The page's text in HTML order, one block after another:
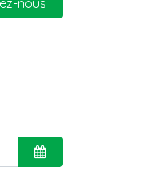
nous